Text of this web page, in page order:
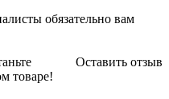
обязательно вам
Оставить отзыв
товаре!